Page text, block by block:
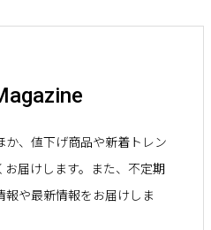
か、値下げ商品や新着トレン
お届けします。また、不定期
報や最新情報をお届けしま